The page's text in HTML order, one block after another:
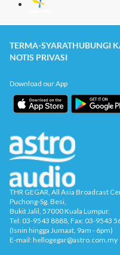
TERMA-SYARATHUBUNGI
NOTIS PRIVASI
THR GEGAR, All Asia Broadcast
Puchong-Sg. Besi,
Bukit Jalil, 57000 Kuala Lumpur.
Tel: 03-9543 8888, Fax: 03-9543
(Isnin hingga Jumaat, 9am - 6pm)
E-mail: hellogegar@astro.com.my
Download our App